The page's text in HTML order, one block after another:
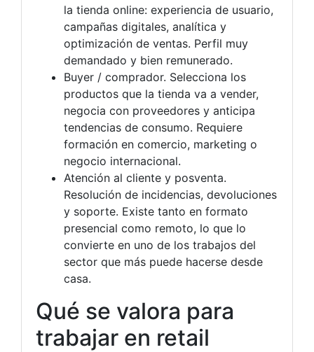
la tienda online: experiencia de usuario,
campañas digitales, analítica y
optimización de ventas. Perfil muy
demandado y bien remunerado.
Buyer / comprador. Selecciona los
productos que la tienda va a vender,
negocia con proveedores y anticipa
tendencias de consumo. Requiere
formación en comercio, marketing o
negocio internacional.
Atención al cliente y posventa.
Resolución de incidencias, devoluciones
y soporte. Existe tanto en formato
presencial como remoto, lo que lo
convierte en uno de los trabajos del
sector que más puede hacerse desde
casa.
Qué se valora para
trabajar en retail